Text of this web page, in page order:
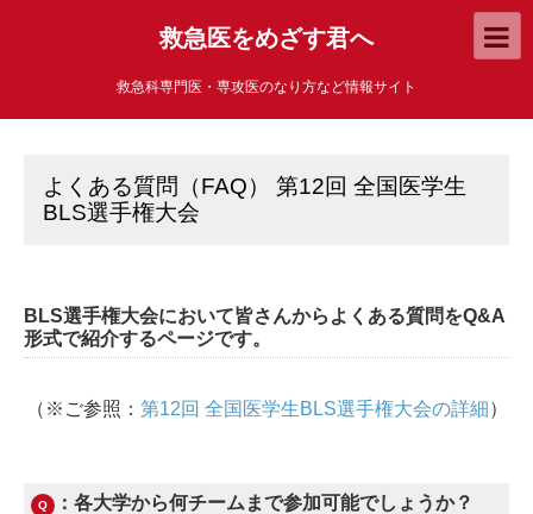
救急医をめざす君へ
救急科専門医・専攻医のなり方など情報サイト
よくある質問（FAQ） 第12回 全国医学生
BLS選手権大会
BLS選手権大会において皆さんからよくある質問をQ&A
形式で紹介するページです。
（※ご参照： 第12回 全国医学生BLS選手権大会の詳細）
Q ：各大学から何チームまで参加可能でしょうか？